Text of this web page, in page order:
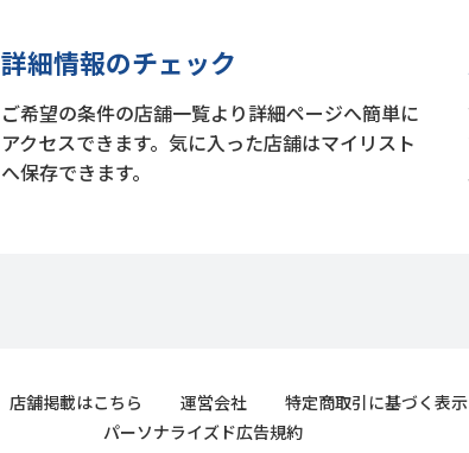
詳細情報のチェック
ご希望の条件の店舗一覧より詳細ページへ簡単に
アクセスできます。気に入った店舗はマイリスト
へ保存できます。
店舗掲載はこちら 運営会社
特定商取引に基づく表示
パーソナライズド広告規約